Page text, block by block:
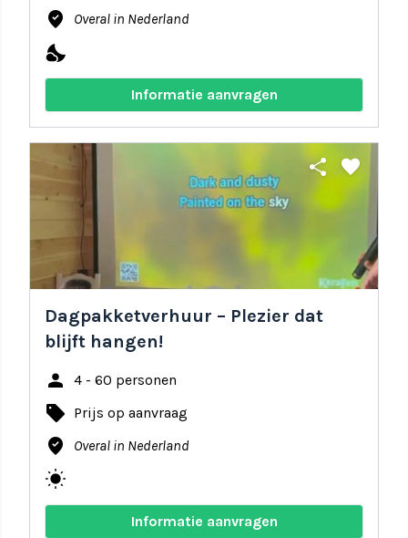
where_to_vote Overal in Nederland
nights_stay
Informatie aanvragen
share favorite
Dagpakketverhuur – Plezier dat
blijft hangen!
person 4 - 60 personen
local_offer Prijs op aanvraag
where_to_vote Overal in Nederland
wb_sunny
Informatie aanvragen